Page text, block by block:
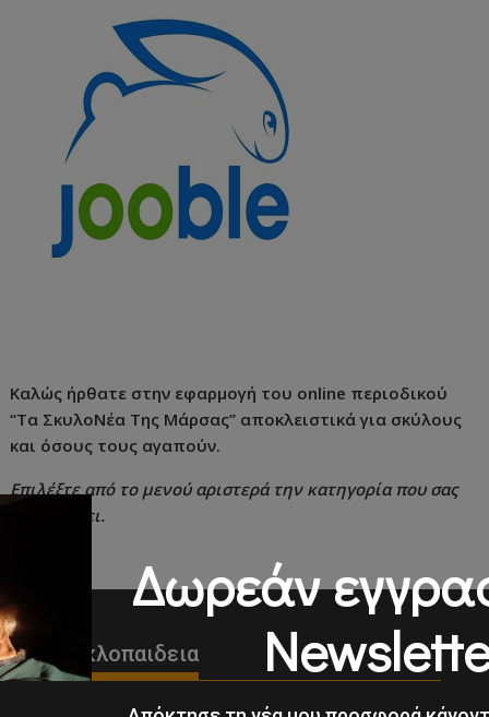
Καλώς ήρθατε στην εφαρμογή του online περιοδικού
“Τα ΣκυλοΝέα Της Μάρσας” αποκλειστικά για σκύλους
και όσους τους αγαπούν.
Επιλέξτε από το μενού αριστερά την κατηγορία που σας
ενδιαφέρει.
Εγκυκλοπαιδεια
Δωρεάν